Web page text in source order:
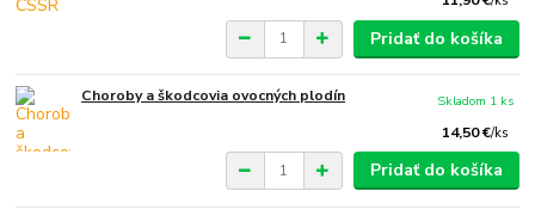
Pridať do košíka
Choroby a škodcovia ovocných plodín
14,50 €/ks
Skladom 1 ks
Pridať do košíka